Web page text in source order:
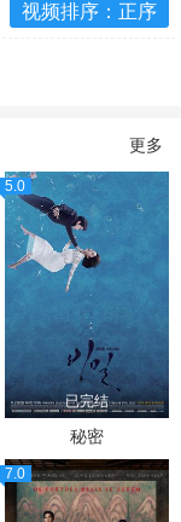
视频排序：正序
更多
5.0
已完结
秘密
7.0